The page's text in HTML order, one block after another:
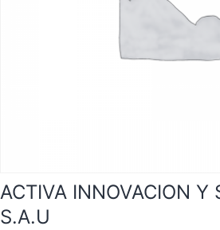
ACTIVA INNOVACION Y
S.A.U